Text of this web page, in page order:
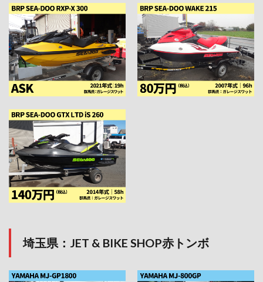
埼玉県：JET & BIKE SHOP赤トンボ